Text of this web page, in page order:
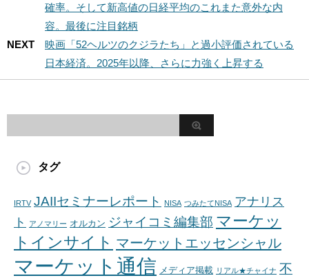
確率。そして新高値の日経平均のこれまた意外な内
容。最後に注目銘柄
NEXT
映画「52ヘルツのクジラたち」と過小評価されている
日本経済。2025年以降、さらに力強く上昇する
タグ
IRTV JAIIセミナーレポート NISA つみたてNISA アナリス
ト
アノマリー オルカン ジャイコミ編集部 マーケッ
トインサイト マーケットエッセンシャル
マーケット通信 メディア掲載 リアル★チャイナ 不